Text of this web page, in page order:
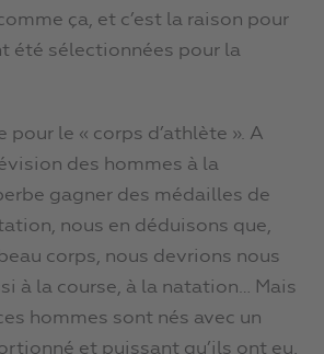
ça, et c’est la raison pour
été sélectionnées pour la
pour le « corps d’athlète ». A
des hommes à la
gagner des médailles de
nous en déduisons que,
corps, nous devrions nous
à la course, à la natation… Mais
hommes sont nés avec un
et puissant qu’ils ont eu,